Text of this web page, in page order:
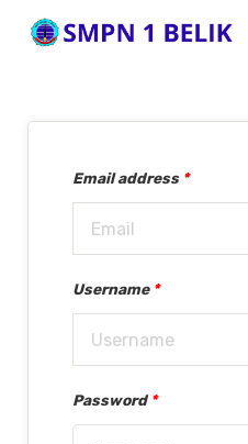
Email address *
Username *
Password*